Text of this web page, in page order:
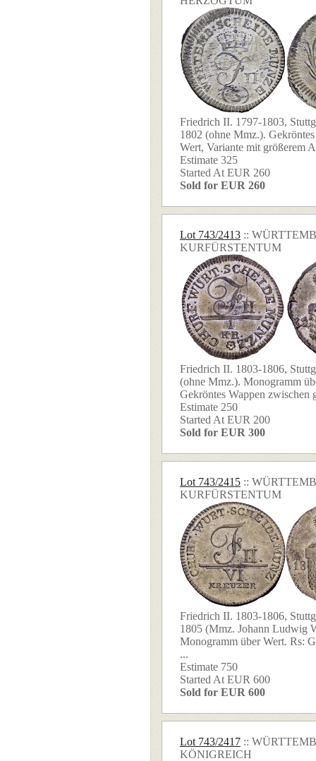
Friedrich II. 1797-1803,
1802 (ohne Mmz.).
Wert, Variante mit größerem
Estimate 325
Started At EUR 260
Sold for EUR 260
Lot 743/2413 ::
KURFÜRSTENTUM
Friedrich II. 1803-1806,
(ohne Mmz.). Monogramm
Gekröntes Wappen zwischen
Estimate 250
Started At EUR 200
Sold for EUR 300
Lot 743/2415 ::
KURFÜRSTENTUM
Friedrich II. 1803-1806,
1805 (Mmz. Johann Ludwig
Monogramm über Wert. Rs:
...
Estimate 750
Started At EUR 600
Sold for EUR 600
Lot 743/2417 ::
KÖNIGREICH